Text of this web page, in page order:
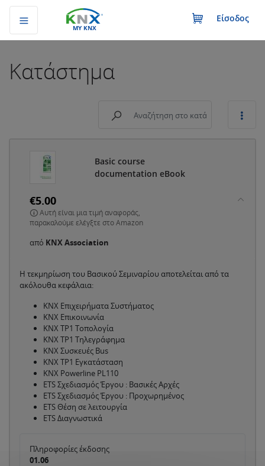
MY KNX
Είσοδος
Κατάστημα
Basic course
documentation eBook
€5.00
Αυτή είναι μια τιμή αναφοράς,
παρακαλούμε ελέγξτε στο Amazon
από KNX Association
Η τεκμηρίωση του Βασικού Σεμιναρίου αποτελείται από τα
ακόλουθα κεφάλαια:
KNX Επιχειρήματα Συστήματος
KNX Επικοινωνία
KNX TP1 Τοπολογία
KNX TP1 Τηλεγράφημα
KNX Συσκευές Bus
KNX TP1 Εγκατάσταση
KNX Powerline PL110
ETS Σχεδιασμός Έργου : Βασικές Αρχές
ETS Σχεδιασμός Έργου : Προχωρημένος
ETS Θέση σε λειτουργία
ETS Διαγνωστικά
Πληροφορίες έκδοσης
01.06